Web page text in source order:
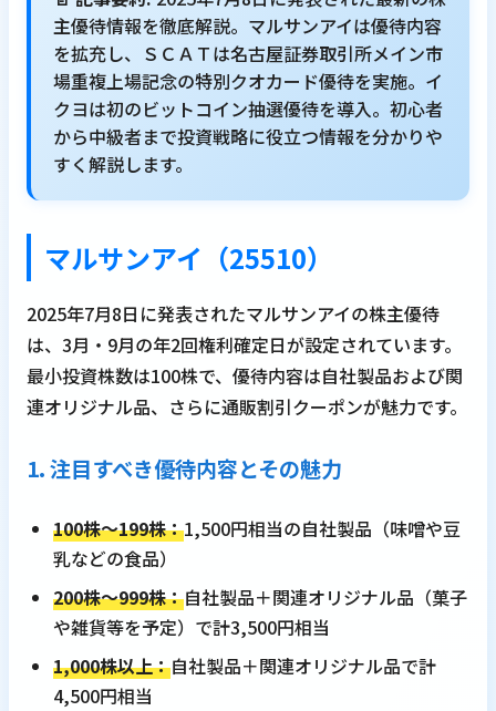
主優待情報を徹底解説。マルサンアイは優待内容
を拡充し、ＳＣＡＴは名古屋証券取引所メイン市
場重複上場記念の特別クオカード優待を実施。イ
クヨは初のビットコイン抽選優待を導入。初心者
から中級者まで投資戦略に役立つ情報を分かりや
すく解説します。
マルサンアイ（25510）
2025年7月8日に発表されたマルサンアイの株主優待
は、3月・9月の年2回権利確定日が設定されています。
最小投資株数は100株で、優待内容は自社製品および関
連オリジナル品、さらに通販割引クーポンが魅力です。
1. 注目すべき優待内容とその魅力
100株～199株：1,500円相当の自社製品（味噌や豆
乳などの食品）
200株～999株：自社製品＋関連オリジナル品（菓子
や雑貨等を予定）で計3,500円相当
1,000株以上：自社製品＋関連オリジナル品で計
4,500円相当